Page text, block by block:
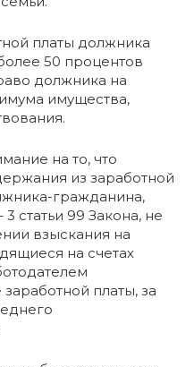
платы должника
50 процентов
должника на
имущества,
на то, что
из заработной
гражданина,
статьи 99 Закона, не
взыскания на
на счетах
платы, за